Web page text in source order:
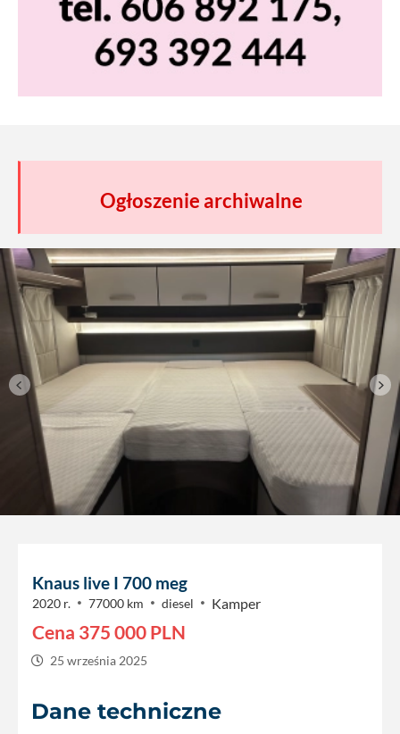
Ogłoszenie archiwalne
Knaus live I 700 meg
2020 r. 77000 km diesel Kamper
Cena 375 000 PLN
25 września 2025
Dane techniczne